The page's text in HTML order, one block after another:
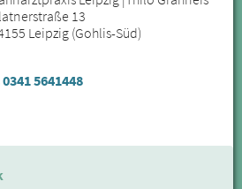
13
Leipzig (Gohlis-Süd)
0341 5641448